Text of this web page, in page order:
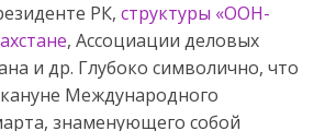
РК, структуры «ООН-
, Ассоциации деловых
и др. Глубоко символично, что
Международного
знаменующего собой